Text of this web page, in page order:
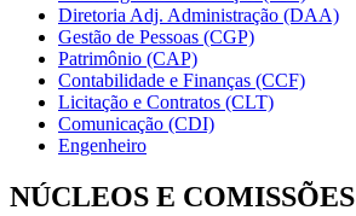
Diretoria Adj. Administração (DAA)
Gestão de Pessoas (CGP)
Patrimônio (CAP)
Contabilidade e Finanças (CCF)
Licitação e Contratos (CLT)
Comunicação (CDI)
Engenheiro
NÚCLEOS E COMISSÕES